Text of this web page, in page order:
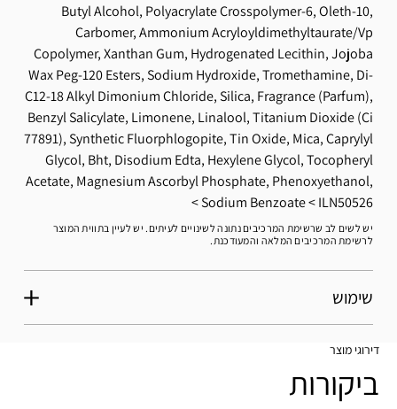
Butyl Alcohol, Polyacrylate Crosspolymer-6, Oleth-10,
Carbomer, Ammonium Acryloyldimethyltaurate/Vp
Copolymer, Xanthan Gum, Hydrogenated Lecithin, Jojoba
Wax Peg-120 Esters, Sodium Hydroxide, Tromethamine, Di-
C12-18 Alkyl Dimonium Chloride, Silica, Fragrance (Parfum),
Benzyl Salicylate, Limonene, Linalool, Titanium Dioxide (Ci
77891), Synthetic Fluorphlogopite, Tin Oxide, Mica, Caprylyl
Glycol, Bht, Disodium Edta, Hexylene Glycol, Tocopheryl
Acetate, Magnesium Ascorbyl Phosphate, Phenoxyethanol,
Sodium Benzoate
ILN50526
יש לשים לב שרשימת המרכיבים נתונה לשינויים לעיתים. יש לעיין בתווית המוצר
לרשימת המרכיבים המלאה והמעודכנת.
שימוש
דירוגי מוצר
ביקורות